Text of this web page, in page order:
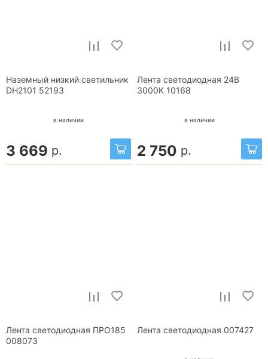
Наземный низкий светильник
DH2101 52193
в наличии
3 669 р.
Лента светодиодная 24В
3000K 10168
в наличии
2 750 р.
Лента светодиодная ПРО185
008073
Лента светодиодная 007427